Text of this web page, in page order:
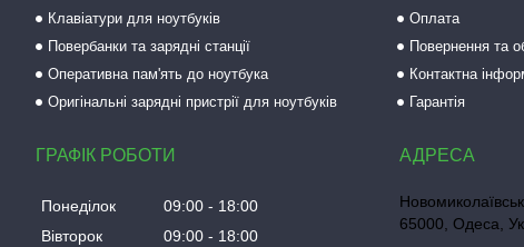
Клавіатури для ноутбуків
Повербанки та зарядні станції
Оперативна пам'ять до ноутбука
Оригінальні зарядні пристрії для ноутбуків
Оплата
Повернення та
Контактна
Гарантія
ГРАФІК РОБОТИ
Понеділок 09:00
18:00
Вівторок
09:00
18:00
65000, Одеса,